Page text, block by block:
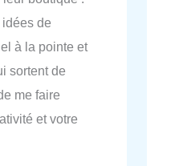
de
à la pointe et
sortent de
me faire
et votre